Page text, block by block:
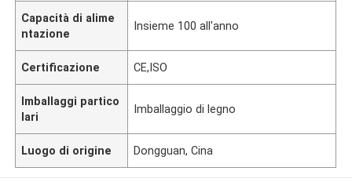
Capacità di alime
ntazione
Insieme 100 all'anno
Certificazione CE,ISO
Imballaggi partico
lari
Imballaggio di legno
Luogo di origine Dongguan, Cina